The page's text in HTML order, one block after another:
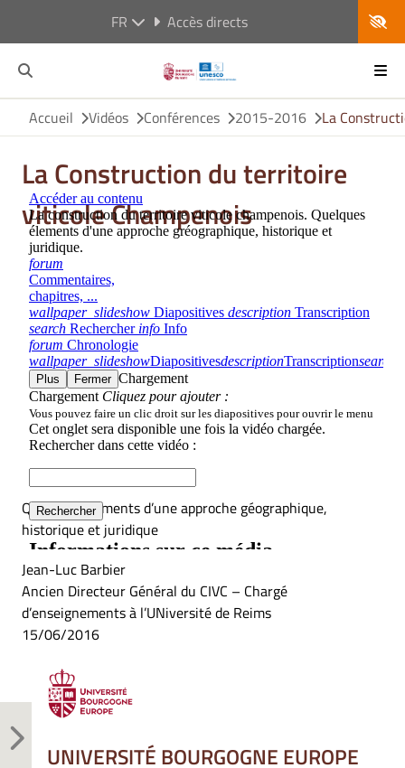
FR Accès directs
Accueil Vidéos Conférences 2015-2016 La
La Construction du territoire
viticole Champenois
Quelques éléments d’une approche géographique,
historique et juridique
Jean-Luc Barbier
Ancien Directeur Général du CIVC – Chargé
d’enseignements à l’UNiversité de Reims
15/06/2016
UNIVERSITÉ BOURGOGNE EUROPE